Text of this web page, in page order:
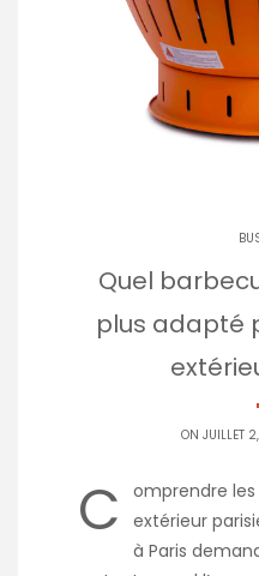
Quel
plus adapté
ON JUILLET
C
omprendre
extérieur
à Paris